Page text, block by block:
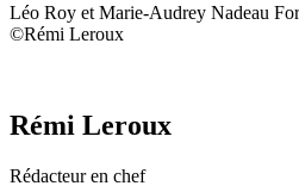
Léo Roy et Marie-Audrey Nadeau
©️Rémi Leroux
Rémi Leroux
Rédacteur en chef